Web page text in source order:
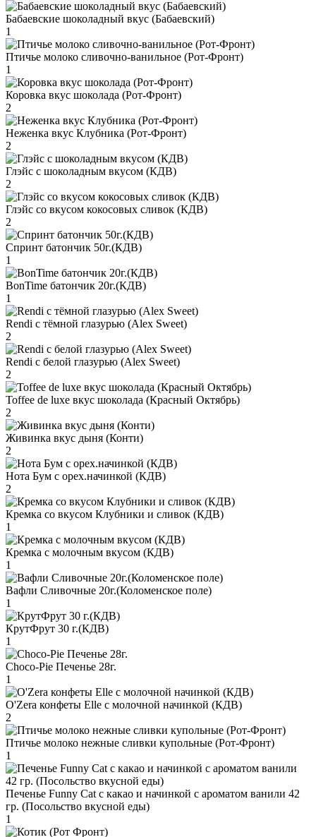
Бабаевские шоколадный вкус (Бабаевский)
1
Птичье молоко сливочно-ванильное (Рот-Фронт)
1
Коровка вкус шоколада (Рот-Фронт)
2
Неженка вкус Клубника (Рот-Фронт)
2
Глэйс с шоколадным вкусом (КДВ)
2
Глэйс со вкусом кокосовых сливок (КДВ)
2
Спринт батончик 50г.(КДВ)
1
BonTime батончик 20г.(КДВ)
1
Rendi с тёмной глазурью (Alex Sweet)
2
Rendi с белой глазурью (Alex Sweet)
2
Toffee de luxe вкус шоколада (Красный Октябрь)
2
Живинка вкус дыня (Конти)
2
Нота Бум с орех.начинкой (КДВ)
2
Кремка со вкусом Клубники и сливок (КДВ)
1
Кремка с молочным вкусом (КДВ)
1
Вафли Сливочные 20г.(Коломенское поле)
1
КрутФрут 30 г.(КДВ)
1
Choco-Pie Печенье 28г.
1
O'Zera конфеты Elle с молочной начинкой (КДВ)
2
Птичье молоко нежные сливки купольные (Рот-Фронт)
1
Печенье Funny Сat с какао и начинкой с ароматом ванили 42
гр. (Посольство вкусной еды)
1